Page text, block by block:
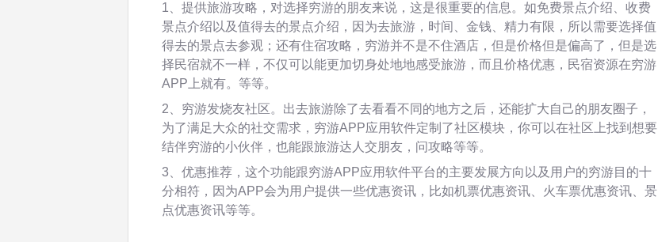
1、提供旅游攻略，对选择穷游的朋友来说，这是很重要的信息。如免费景点介绍、收费
景点介绍以及值得去的景点介绍，因为去旅游，时间、金钱、精力有限，所以需要选择值
得去的景点去参观；还有住宿攻略，穷游并不是不住酒店，但是价格但是偏高了，但是选
择民宿就不一样，不仅可以能更加切身处地地感受旅游，而且价格优惠，民宿资源在穷游
APP上就有。等等。
2、穷游发烧友社区。出去旅游除了去看看不同的地方之后，还能扩大自己的朋友圈子，
为了满足大众的社交需求，穷游APP应用软件定制了社区模块，你可以在社区上找到想要
结伴穷游的小伙伴，也能跟旅游达人交朋友，问攻略等等。
3、优惠推荐，这个功能跟穷游APP应用软件平台的主要发展方向以及用户的穷游目的十
分相符，因为APP会为用户提供一些优惠资讯，比如机票优惠资讯、火车票优惠资讯、景
点优惠资讯等等。